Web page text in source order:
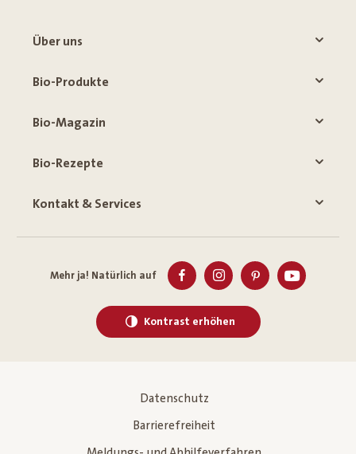
Über uns
Bio-Produkte
Bio-Magazin
Bio-Rezepte
Kontakt & Services
Mehr ja! Natürlich auf
Kontrast erhöhen
Datenschutz
Barrierefreiheit